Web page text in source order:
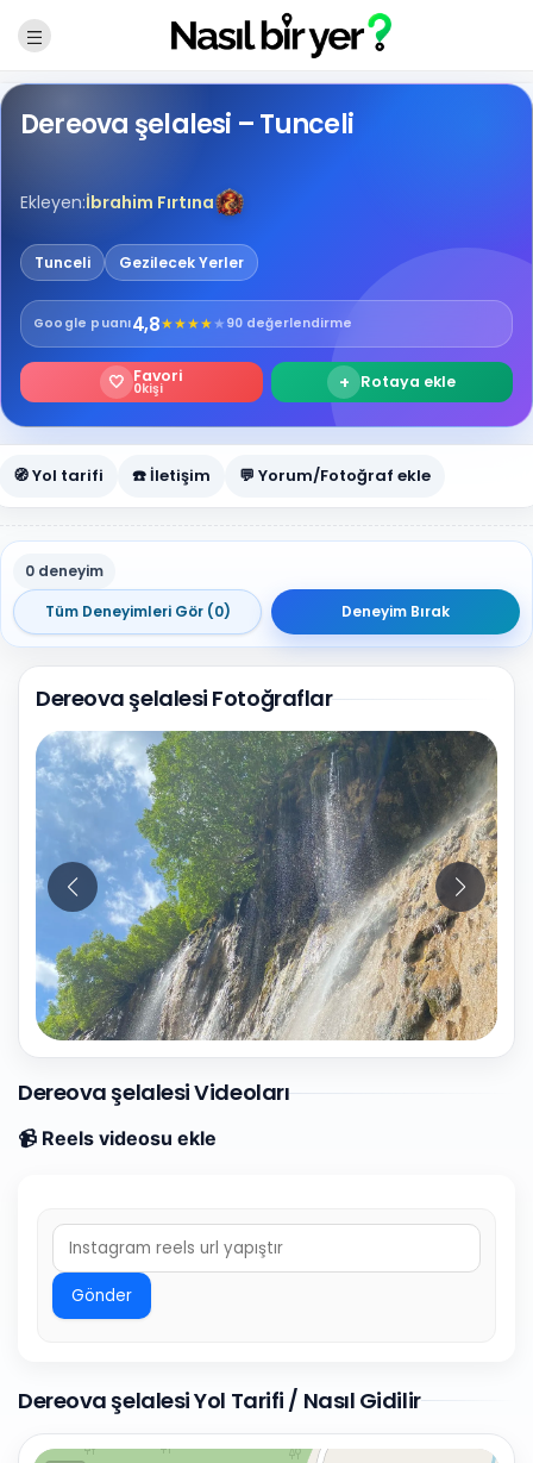
Dereova şelalesi – Tunceli
Ekleyen:İbrahim Fırtına
Tunceli Gezilecek Yerler
Google puanı4,8★★★★★ 90 değerlendirme
🤍 Favori
0kişi + Rotaya ekle
🧭 Yol tarifi ☎️ İletişim 💬 Yorum/Fotoğraf ekle
0 deneyim
Tüm Deneyimleri Gör (0)
Deneyim Bırak
Dereova şelalesi Fotoğraflar
10Fotoğraf
Dereova şelalesi Videoları
📹 Reels videosu ekle
Gönder
Dereova şelalesi Yol Tarifi / Nasıl Gidilir